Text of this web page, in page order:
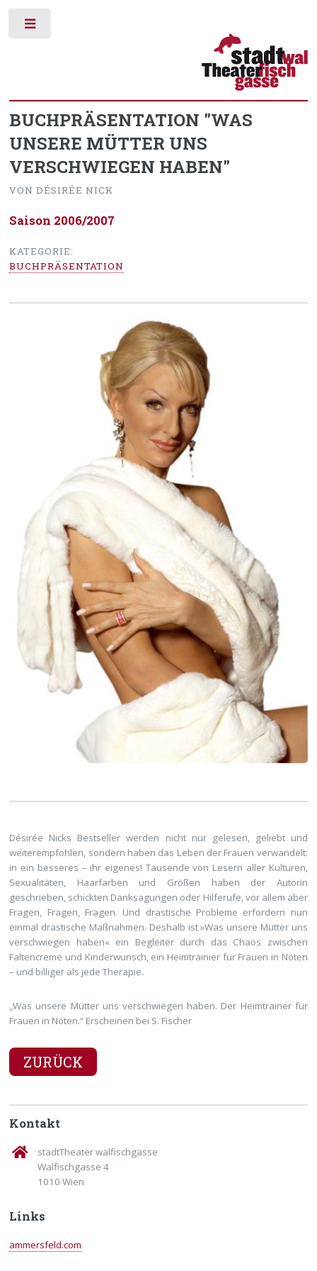
BUCHPRÄSENTATION "WAS
UNSERE MÜTTER UNS
VERSCHWIEGEN HABEN"
VON DÉSIRÉE NICK
Saison 2006/2007
KATEGORIE:
BUCHPRÄSENTATION
Désirée Nicks Bestseller werden nicht nur gelesen, geliebt und
weiterempfohlen, sondern haben das Leben der Frauen verwandelt:
in ein besseres – ihr eigenes! Tausende von Lesern aller Kulturen,
Sexualitäten, Haarfarben und Größen haben der Autorin
geschrieben, schickten Danksagungen oder Hilferufe, vor allem aber
Fragen, Fragen, Fragen. Und drastische Probleme erfordern nun
einmal drastische Maßnahmen. Deshalb ist »Was unsere Mütter uns
verschwiegen haben« ein Begleiter durch das Chaos zwischen
Faltencreme und Kinderwunsch, ein Heimtrainier für Frauen in Nöten
– und billiger als jede Therapie.
„Was unsere Mütter uns verschwiegen haben. Der Heimtrainer für
Frauen in Nöten.“ Erscheinen bei S. Fischer
ZURÜCK
Kontakt
stadtTheater walfischgasse
Walfischgasse 4
1010 Wien
Links
ammersfeld.com